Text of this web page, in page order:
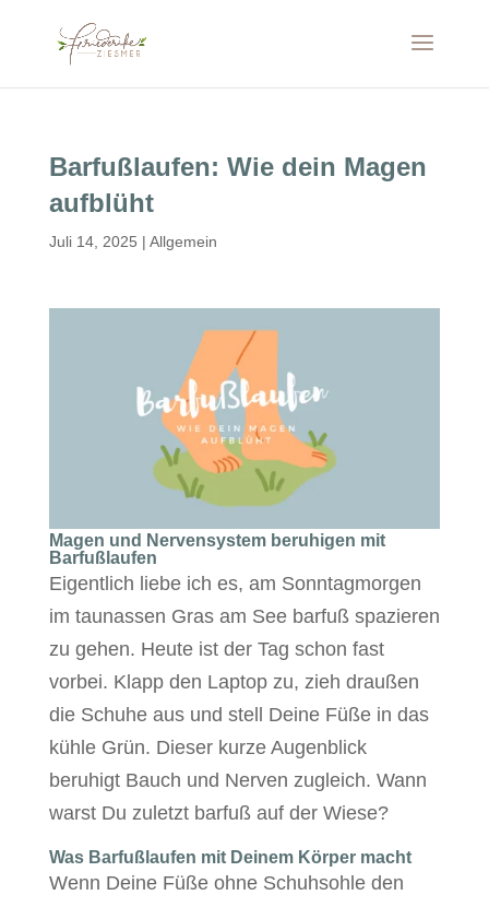
Barfußlaufen: Wie dein Magen
aufblüht
Juli 14, 2025 | Allgemein
Magen und Nervensystem beruhigen mit
Barfußlaufen
Eigentlich liebe ich es, am Sonntagmorgen
im taunassen Gras am See barfuß spazieren
zu gehen. Heute ist der Tag schon fast
vorbei. Klapp den Laptop zu, zieh draußen
die Schuhe aus und stell Deine Füße in das
kühle Grün. Dieser kurze Augenblick
beruhigt Bauch und Nerven zugleich. Wann
warst Du zuletzt barfuß auf der Wiese?
Was Barfußlaufen mit Deinem Körper macht
Wenn Deine Füße ohne Schuhsohle den